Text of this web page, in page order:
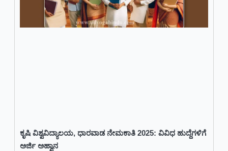
ಕೃಷಿ ವಿಶ್ವವಿದ್ಯಾಲಯ, ಧಾರವಾಡ ನೇಮಕಾತಿ 2025: ವಿವಿಧ ಹುದ್ದೆಗಳಿಗೆ
ಅರ್ಜಿ ಅಹ್ವಾನ